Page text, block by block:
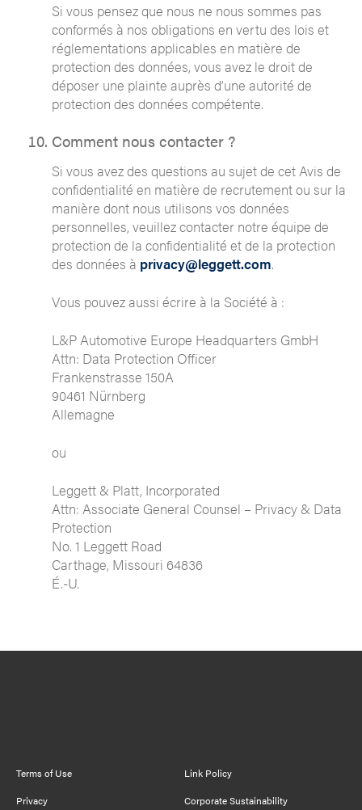
Si vous pensez que nous ne nous sommes pas
conformés à nos obligations en vertu des lois et
réglementations applicables en matière de
protection des données, vous avez le droit de
déposer une plainte auprès d’une autorité de
protection des données compétente.
Comment nous contacter ?
Si vous avez des questions au sujet de cet Avis de
confidentialité en matière de recrutement ou sur la
manière dont nous utilisons vos données
personnelles, veuillez contacter notre équipe de
protection de la confidentialité et de la protection
des données à privacy@leggett.com.
Vous pouvez aussi écrire à la Société à :
L&P Automotive Europe Headquarters GmbH
Attn: Data Protection Officer
Frankenstrasse 150A
90461 Nürnberg
Allemagne
ou
Leggett & Platt, Incorporated
Attn: Associate General Counsel – Privacy & Data
Protection
No. 1 Leggett Road
Carthage, Missouri 64836
É.-U.